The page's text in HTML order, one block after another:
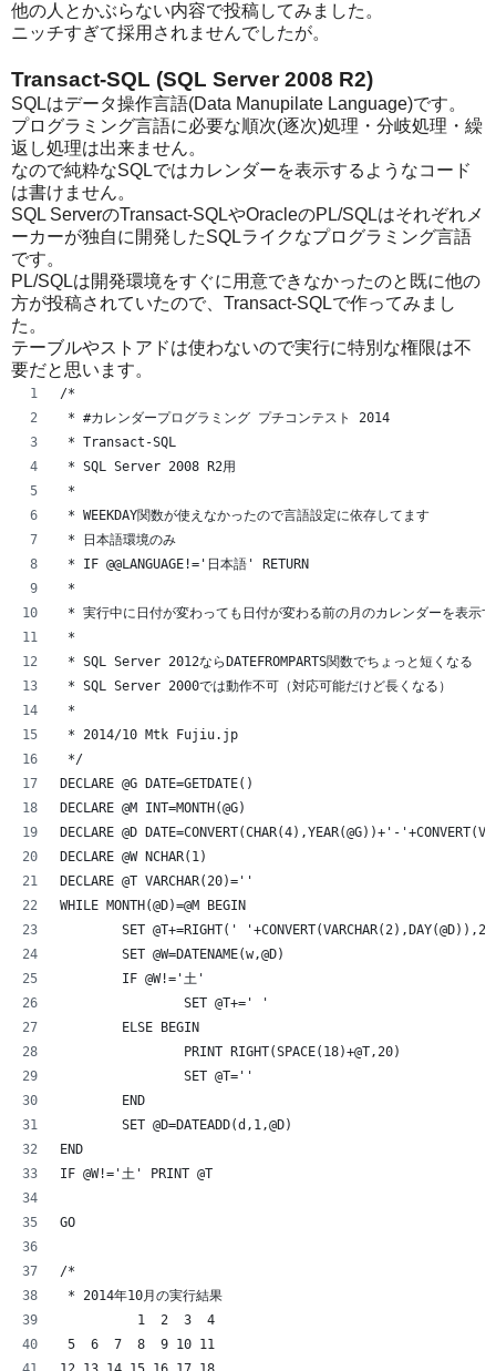
他の人とかぶらない内容で投稿してみました。
ニッチすぎて採用されませんでしたが。
Transact-SQL (SQL Server 2008 R2)
SQLはデータ操作言語(Data Manupilate Language)です。
プログラミング言語に必要な順次(逐次)処理・分岐処理・繰
返し処理は出来ません。
なので純粋なSQLではカレンダーを表示するようなコード
は書けません。
SQL ServerのTransact-SQLやOracleのPL/SQLはそれぞれメ
ーカーが独自に開発したSQLライクなプログラミング言語
です。
PL/SQLは開発環境をすぐに用意できなかったのと既に他の
方が投稿されていたので、Transact-SQLで作ってみまし
た。
テーブルやストアドは使わないので実行に特別な権限は不
要だと思います。
/*
* #カレンダープログラミング プチコンテスト 2014
* Transact-SQL
* SQL Server 2008 R2用
*
* WEEKDAY関数が使えなかったので言語設定に依存してます
* 日本語環境のみ
* IF @@LANGUAGE!='日本語' RETURN
*
* 実行中に日付が変わっても日付が変わる前の月のカレンダーを表示
*
* SQL Server 2012ならDATEFROMPARTS関数でちょっと短くなる
* SQL Server 2000では動作不可（対応可能だけど長くなる）
*
* 2014/10 Mtk Fujiu.jp
*/
DECLARE @G DATE=GETDATE()
DECLARE @M INT=MONTH(@G)
DECLARE @D DATE=CONVERT(CHAR(4),YEAR(@G))+'-
DECLARE @W NCHAR(1)
DECLARE @T VARCHAR(20)=''
WHILE MONTH(@D)=@M BEGIN
	SET @T+=RIGHT(' '+CONVERT(VARCHAR(2),DAY(@D)),2)
	SET @W=DATENAME(w,@D)
	IF @W!='土'
		SET @T+=' '
	ELSE BEGIN
		PRINT RIGHT(SPACE(18)+@T,20)
		SET @T=''
	END
	SET @D=DATEADD(d,1,@D)
END
IF @W!='土' PRINT @T
GO
/*
* 2014年10月の実行結果
          1  2  3  4
5  6  7  8  9 10 11